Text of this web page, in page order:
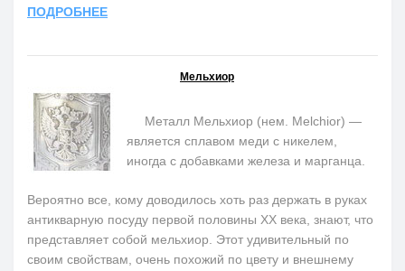
ПОДРОБНЕЕ
Мельхиор
Металл Мельхиор (нем. Melchior) —
является сплавом меди с никелем,
иногда с добавками железа и марганца.
Вероятно все, кому доводилось хоть раз держать в руках
антикварную посуду первой половины ХХ века, знают, что
представляет собой мельхиор. Этот удивительный по
своим свойствам, очень похожий по цвету и внешнему